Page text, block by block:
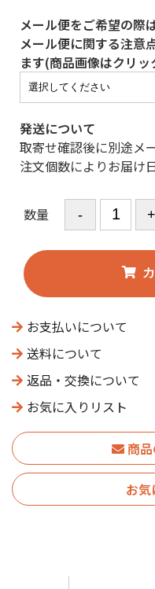
メール便をご希望の際
メール便に関する注意
ます(商品画像はクリ
発送について
取寄せ確認後に別途メ
注文個数によりお届け
数量
お支払いについて
送料について
返品・交換について
お気に入りリスト
商
お